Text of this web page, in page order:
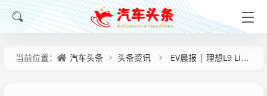
当前位置： 汽车头条 头条资讯 EV晨报 | 理想L9 Livis、乐道L80、智界V9今日三车上市；本田、日产财报双亏，日产收窄，本田首亏4239亿日元；英伟达市值首破5.63万亿美元